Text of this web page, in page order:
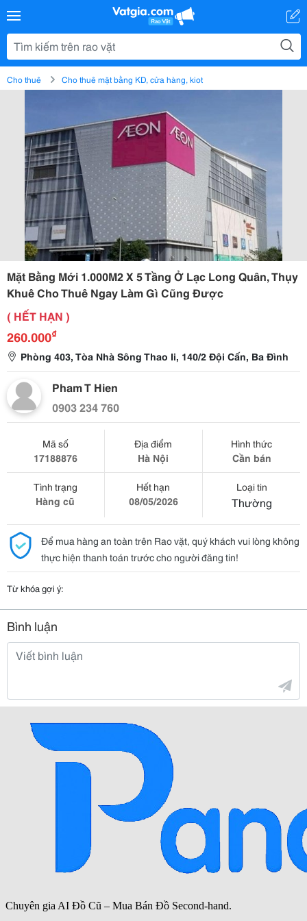
Cho thuê Cho thuê mặt bằng KD, cửa hàng, kiot
Mặt Bằng Mới 1.000M2 X 5 Tầng Ở Lạc Long Quân, Thụy
Khuê Cho Thuê Ngay Làm Gì Cũng Được
( HẾT HẠN )
260.000₫
Phòng 403, Tòa Nhà Sông Thao Ii, 140/2 Đội Cấn, Ba Đình
Pham T Hien
0903 234 760
Mã số
17188876
Địa điểm
Hà Nội
Hình thức
Cần bán
Tình trạng
Hàng cũ
Hết hạn
08/05/2026
Loại tin
Thường
Để mua hàng an toàn trên Rao vặt, quý khách vui lòng không
thực hiện thanh toán trước cho người đăng tin!
Từ khóa gợi ý:
Bình luận